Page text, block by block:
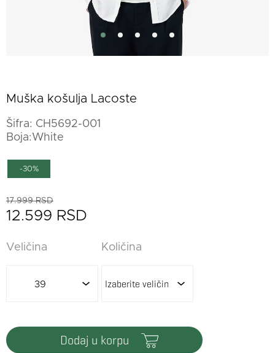
Muška košulja Lacoste
Šifra: CH5692-001
Boja:White
-30%
17.999 RSD
12.599 RSD
Veličina
39
Količina
dodaj u korpu